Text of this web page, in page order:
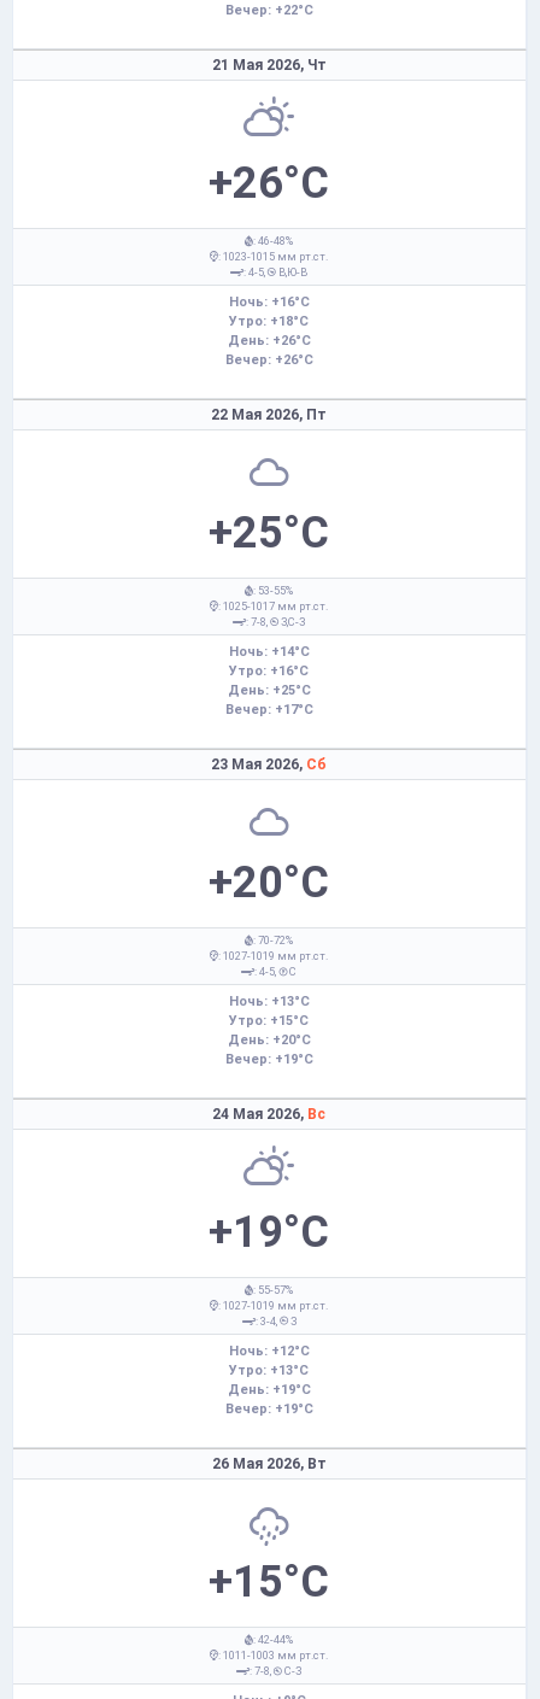
Вечер: +22°C
21 Мая 2026, Чт
+26°C
: 46-48%
: 1023-1015 мм рт.ст.
: 4-5,
В,Ю-В
Ночь: +16°C
Утро: +18°C
День: +26°C
Вечер: +26°C
22 Мая 2026, Пт
+25°C
: 53-55%
: 1025-1017 мм рт.ст.
: 7-8,
З,С-З
Ночь: +14°C
Утро: +16°C
День: +25°C
Вечер: +17°C
23 Мая 2026, Сб
+20°C
: 70-72%
: 1027-1019 мм рт.ст.
: 4-5,
С
Ночь: +13°C
Утро: +15°C
День: +20°C
Вечер: +19°C
24 Мая 2026, Вс
+19°C
: 55-57%
: 1027-1019 мм рт.ст.
: 3-4,
З
Ночь: +12°C
Утро: +13°C
День: +19°C
Вечер: +19°C
26 Мая 2026, Вт
+15°C
: 42-44%
: 1011-1003 мм рт.ст.
: 7-8,
С-З